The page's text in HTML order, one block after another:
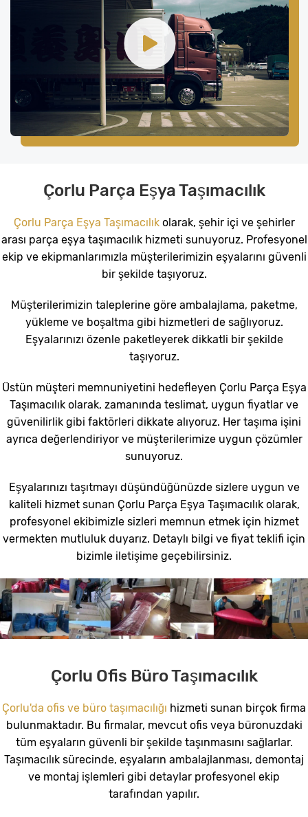
Çorlu Parça Eşya Taşımacılık
Çorlu Parça Eşya Taşımacılık olarak, şehir içi ve şehirler
arası parça eşya taşımacılık hizmeti sunuyoruz. Profesyonel
ekip ve ekipmanlarımızla müşterilerimizin eşyalarını güvenli
bir şekilde taşıyoruz.
Müşterilerimizin taleplerine göre ambalajlama, paketme,
yükleme ve boşaltma gibi hizmetleri de sağlıyoruz.
Eşyalarınızı özenle paketleyerek dikkatli bir şekilde
taşıyoruz.
Üstün müşteri memnuniyetini hedefleyen Çorlu Parça Eşya
Taşımacılık olarak, zamanında teslimat, uygun fiyatlar ve
güvenilirlik gibi faktörleri dikkate alıyoruz. Her taşıma işini
ayrıca değerlendiriyor ve müşterilerimize uygun çözümler
sunuyoruz.
Eşyalarınızı taşıtmayı düşündüğünüzde sizlere uygun ve
kaliteli hizmet sunan Çorlu Parça Eşya Taşımacılık olarak,
profesyonel ekibimizle sizleri memnun etmek için hizmet
vermekten mutluluk duyarız. Detaylı bilgi ve fiyat teklifi için
bizimle iletişime geçebilirsiniz.
Çorlu Ofis Büro Taşımacılık
Çorlu'da ofis ve büro taşımacılığı hizmeti sunan birçok firma
bulunmaktadır. Bu firmalar, mevcut ofis veya büronuzdaki
tüm eşyaların güvenli bir şekilde taşınmasını sağlarlar.
Taşımacılık sürecinde, eşyaların ambalajlanması, demontaj
ve montaj işlemleri gibi detaylar profesyonel ekip
tarafından yapılır.